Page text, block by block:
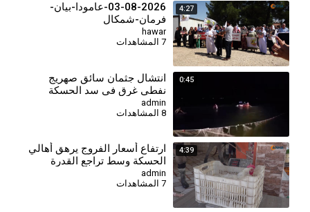
4:27
03-08-2026-عامودا-بيان-
فرمان-شمكال
hawar
7 المشاهدات
0:45
انتشال جثمان سائق صهريج
نفطي غرق في سد الحسكة
الجنوبي
admin
8 المشاهدات
4:39
⁣ارتفاع أسعار الفروج يرهق أهالي
الحسكة وسط تراجع القدرة
الشرائية
admin
7 المشاهدات